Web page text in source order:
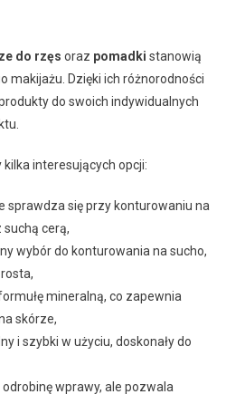
do rzęs oraz pomadki stanowią
makijażu. Dzięki ich różnorodności
do swoich indywidualnych
interesujących opcji:
sprawdza się przy konturowaniu na
suchą cerą,
wybór do konturowania na sucho,
mineralną, co zapewnia
skórze,
i szybki w użyciu, doskonały do
wprawy, ale pozwala